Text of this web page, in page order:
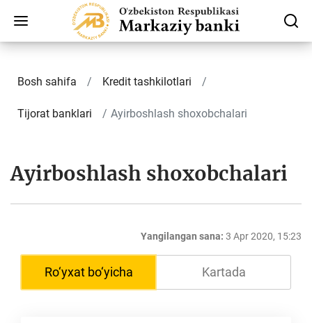
Bosh sahifa Kredit tashkilotlari
Tijorat banklari Ayirboshlash shoxobchalari
Ayirboshlash shoxobchalari
Yangilangan sana: 3 Apr 2020, 15:23
Ro‘yxat bo‘yicha Kartada